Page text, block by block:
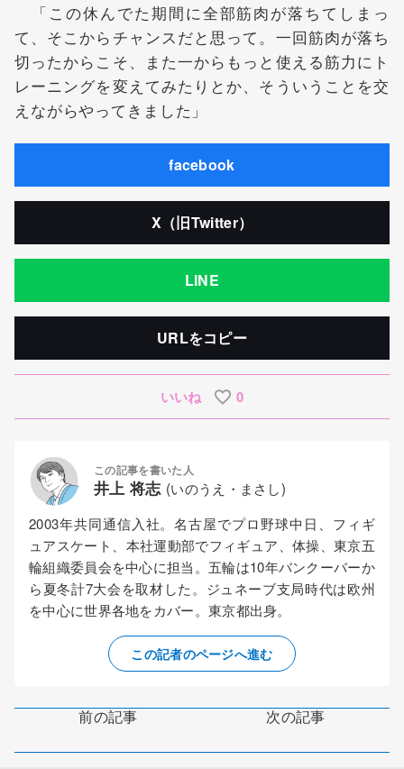
「この休んでた期間に全部筋肉が落ちてしまっ
て、そこからチャンスだと思って。一回筋肉が落ち
切ったからこそ、また一からもっと使える筋力にト
レーニングを変えてみたりとか、そういうことを交
えながらやってきました」
facebook
X（旧Twitter）
LINE
URLをコピー
いいね 0
この記事を書いた人
井上 将志 (いのうえ・まさし)
2003年共同通信入社。名古屋でプロ野球中日、フィギ
ュアスケート、本社運動部でフィギュア、体操、東京五
輪組織委員会を中心に担当。五輪は10年バンクーバーか
ら夏冬計7大会を取材した。ジュネーブ支局時代は欧州
を中心に世界各地をカバー。東京都出身。
この記者のページへ進む
前の記事 次の記事